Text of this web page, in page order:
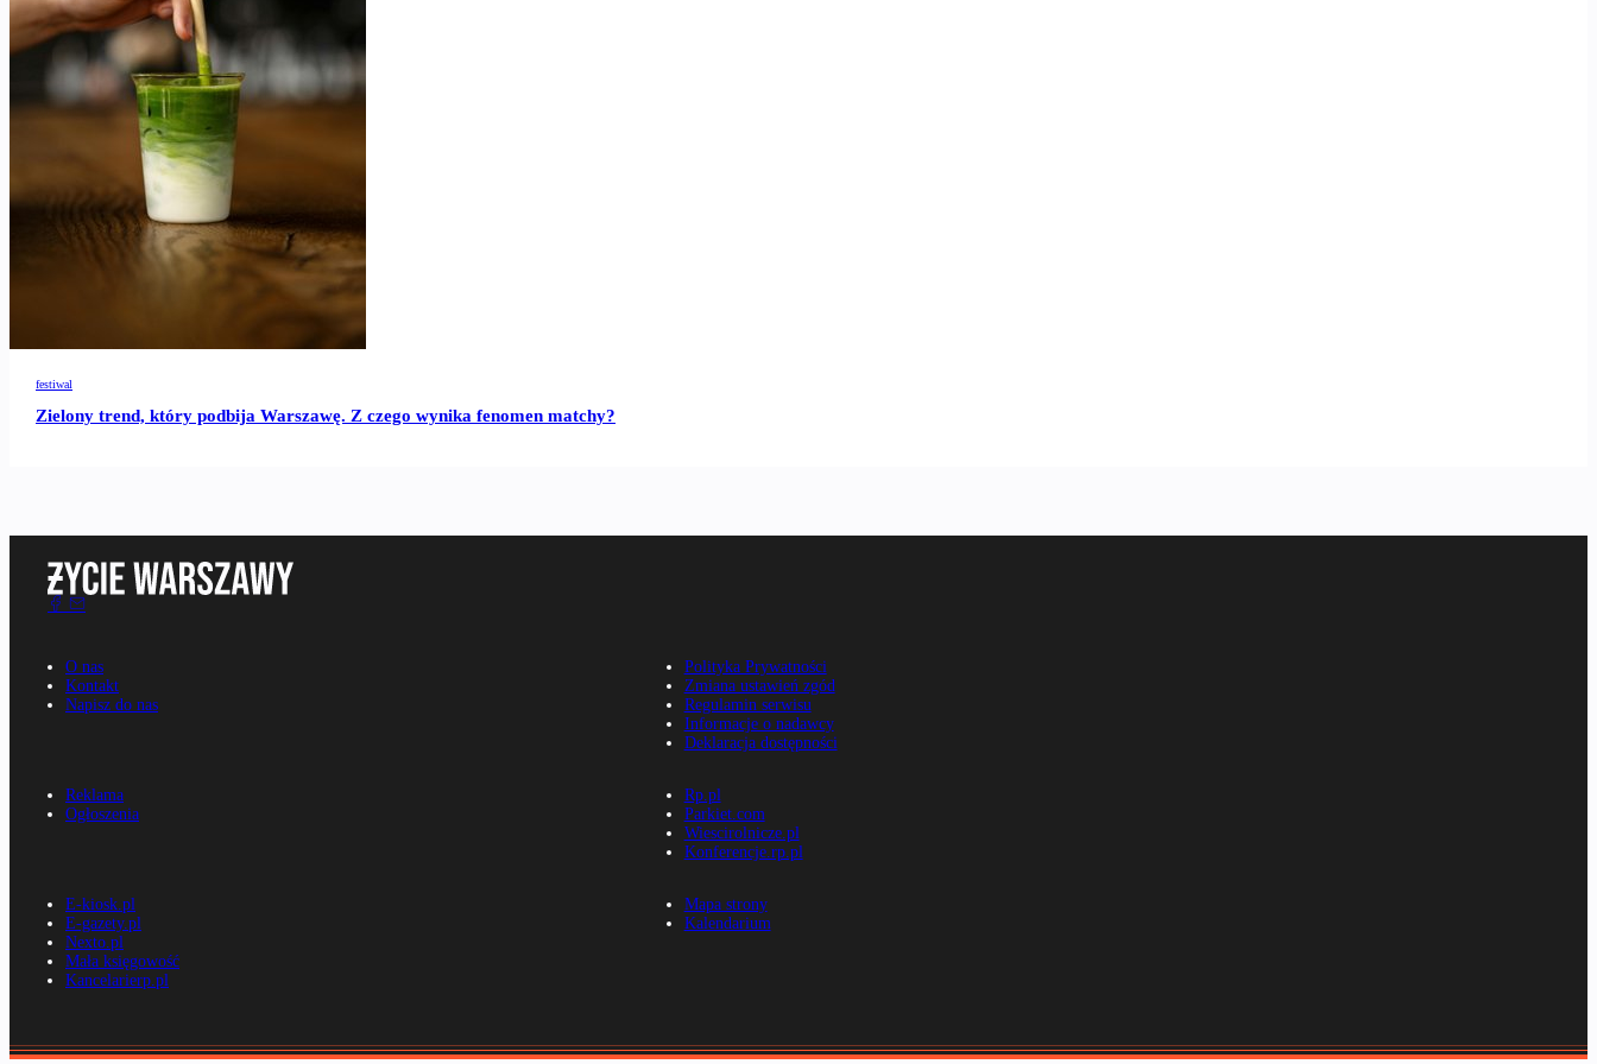
festiwal
Zielony trend, który podbija Warszawę. Z czego wynika fenomen matchy?
O nas
Kontakt
Napisz do nas
Polityka Prywatności
Zmiana ustawień zgód
Regulamin serwisu
Informacje o nadawcy
Deklaracja dostępności
Reklama
Ogłoszenia
Rp.pl
Parkiet.com
Wiescirolnicze.pl
Konferencje.rp.pl
E-kiosk.pl
E-gazety.pl
Nexto.pl
Mała księgowość
Kancelarierp.pl
Mapa strony
Kalendarium